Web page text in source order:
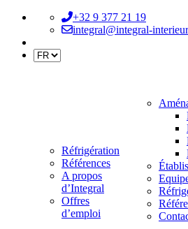
+32 9 377 21 19
integral@integral-
Réfrigération
Références
A propos
d’Integral
Offres
d’emploi